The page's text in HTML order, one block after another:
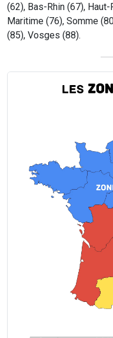
(62), Bas-Rhin (67),
Maritime (76), Somme
(85), Vosges (88).